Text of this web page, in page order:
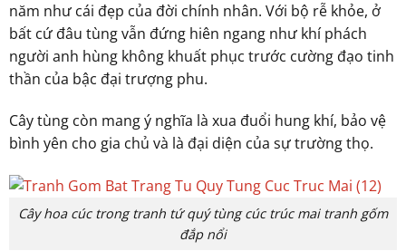
năm như cái đẹp của đời chính nhân. Với bộ rễ khỏe, ở
bất cứ đâu tùng vẫn đứng hiên ngang như khí phách
người anh hùng không khuất phục trước cường đạo tinh
thần của bậc đại trượng phu.
Cây tùng còn mang ý nghĩa là xua đuổi hung khí, bảo vệ
bình yên cho gia chủ và là đại diện của sự trường thọ.
Cây hoa cúc trong tranh tứ quý tùng cúc trúc mai tranh gốm
đắp nổi